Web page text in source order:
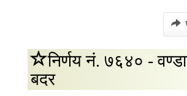
निर्णय नं. ७६४० -
बदर